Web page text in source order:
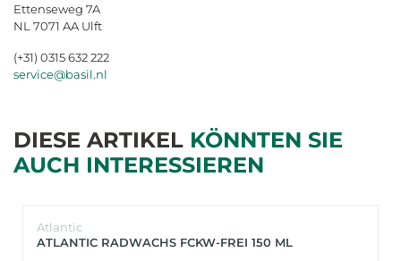
Ettenseweg 7A
NL 7071 AA Ulft
(+31) 0315 632 222
service@basil.nl
DIESE ARTIKEL KÖNNTEN SIE
AUCH INTERESSIEREN
Atlantic
ATLANTIC RADWACHS FCKW-FREI 150 ML